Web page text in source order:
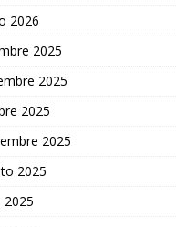
2026
2025
2025
2025
2025
2025
2025